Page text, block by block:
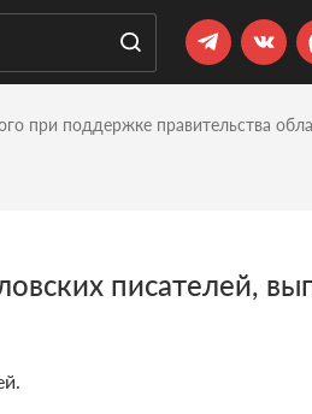
при поддержке правительства
писателей,